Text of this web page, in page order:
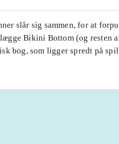
slår sig sammen, for at
Bikini Bottom (og resten
bog, som ligger spredt på